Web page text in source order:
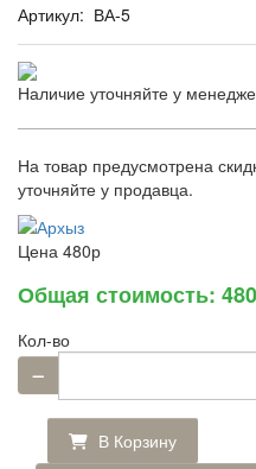
Артикул: ВА-5
Наличие уточняйте у
На товар предусмотрена
уточняйте у продавца.
Цена 480р
Общая стоимость:
Кол-во
В Корзину